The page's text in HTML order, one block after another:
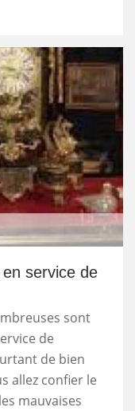
service de
sont
de
de bien
allez confier le
mauvaises